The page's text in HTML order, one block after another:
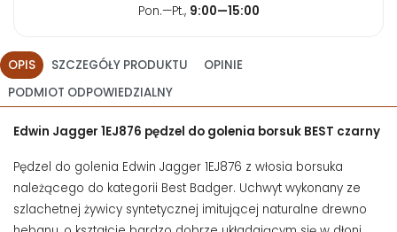
Pon.—Pt., 9:00—15:00
OPIS SZCZEGÓŁY PRODUKTU
OPINIE
PODMIOT ODPOWIEDZIALNY
Edwin Jagger 1EJ876 pędzel do golenia borsuk BEST czarny
Pędzel do golenia Edwin Jagger 1EJ876 z włosia borsuka
należącego do kategorii Best Badger. Uchwyt wykonany ze
szlachetnej żywicy syntetycznej imitującej naturalne drewno